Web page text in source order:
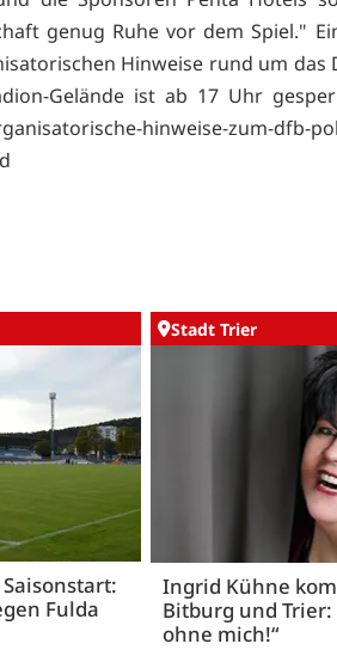
genug Ruhe vor dem Spiel."
Hinweise rund um das
Gelände ist ab 17 Uhr
hinweise-zum-dfb-
Fulda
Stadt Trier
Ingrid Kühne
Bitburg und Trier:
ohne mich!“